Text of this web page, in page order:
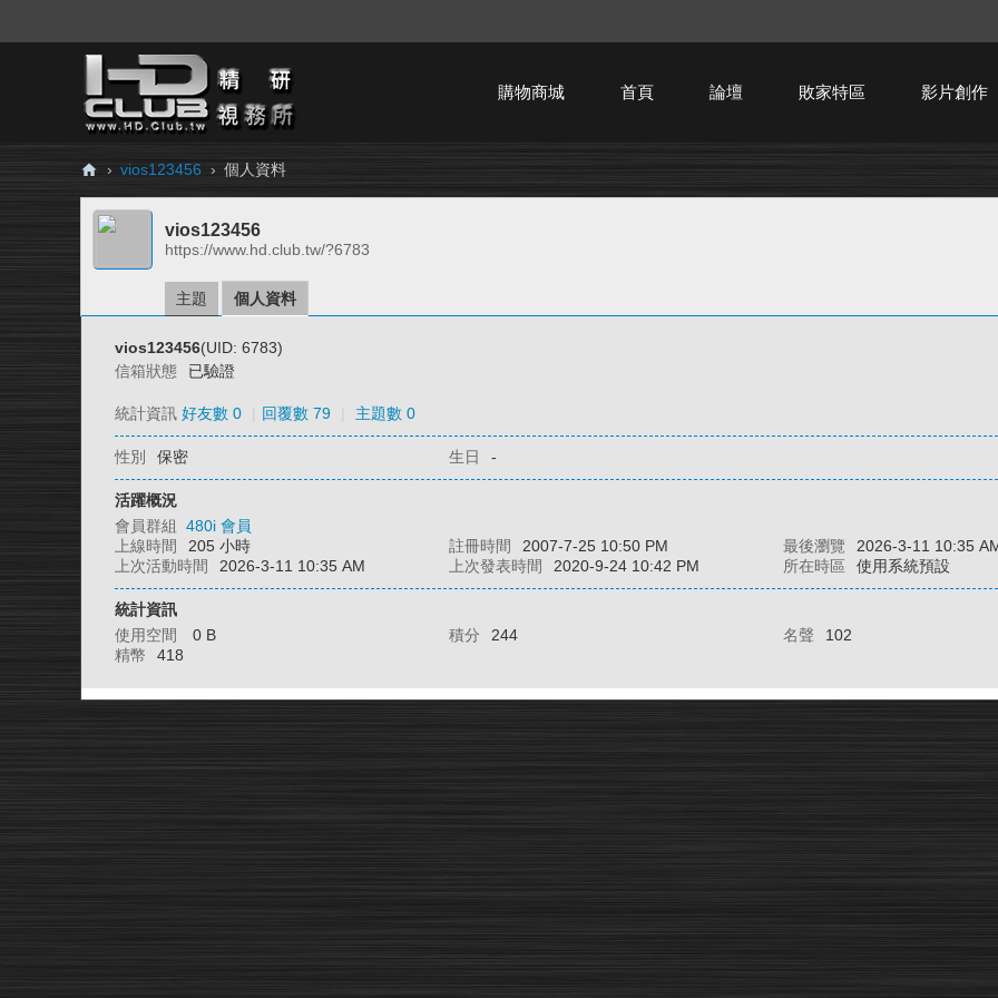
購物商城 首頁 論壇 敗家特區 影片創作
H
Cl
› vios123456 › 個人資料
vios123456
https://www.hd.club.tw/?6783
主題 個人資料
vios123456(UID: 6783)
信箱狀態
已驗證
統計資訊 好友數 0 回覆數 79 主題數 0
性別 保密 生日 -
活躍概況
會員群組 480i 會員
上線時間
205 小時 註冊時間 2007-7-25 10:50 PM 最後瀏覽
2026-3-11 10:35
上次活動時間
2026-3-11 10:35 AM 上次發表時間 2020-9-24 10:42 PM 所在時區 使用系統預設
統計資訊
使用空間
0 B 積分 244 名聲
102
精幣
418